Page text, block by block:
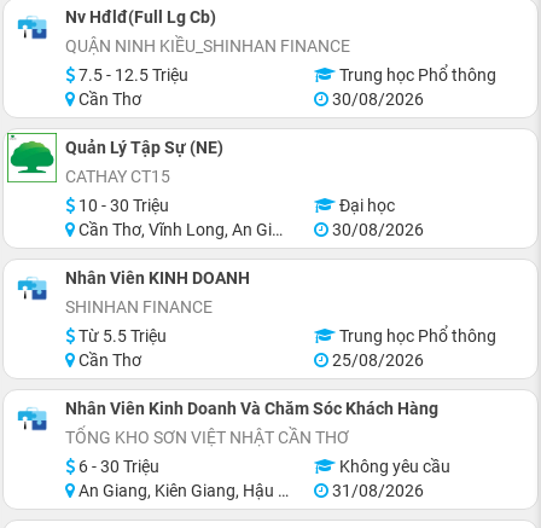
Nv Hđlđ(Full Lg Cb)
QUẬN NINH KIỀU_SHINHAN FINANCE
7.5 - 12.5 Triệu
Trung học Phổ thông
Cần Thơ
30/08/2026
Quản Lý Tập Sự (NE)
CATHAY CT15
10 - 30 Triệu
Đại học
Cần Thơ, Vĩnh Long, An Giang, Hậu Giang, Hồ Chí Minh
30/08/2026
Nhân Viên KINH DOANH
SHINHAN FINANCE
Từ 5.5 Triệu
Trung học Phổ thông
Cần Thơ
25/08/2026
Nhân Viên Kinh Doanh Và Chăm Sóc Khách Hàng
TỔNG KHO SƠN VIỆT NHẬT CẦN THƠ
6 - 30 Triệu
Không yêu cầu
An Giang, Kiên Giang, Hậu Giang, Sóc Trăng, Bạc Liêu, Cà Mau
31/08/2026